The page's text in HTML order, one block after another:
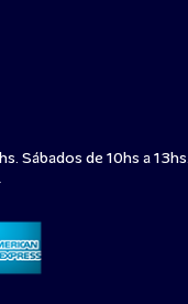
Sábados de 10hs a 13hs.